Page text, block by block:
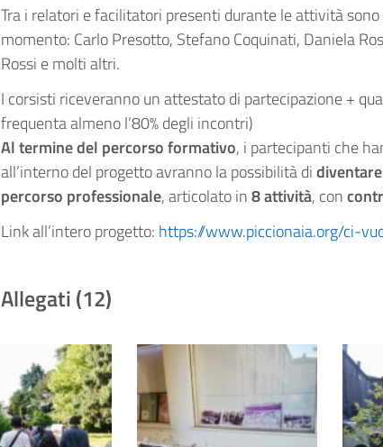
Tra i relatori e facilitatori presenti durante le attività
momento: Carlo Presotto, Stefano Coquinati, Daniela
Rossi e molti altri.
I corsisti riceveranno un attestato di partecipazione +
frequenta almeno l’80% degli incontri)
Al termine del percorso formativo, i partecipanti che
all’interno del progetto avranno la possibilità di
percorso professionale, articolato in8 attività, con
Link all’intero progetto: https://www.piccionaia.org/ci-
Allegati (12)